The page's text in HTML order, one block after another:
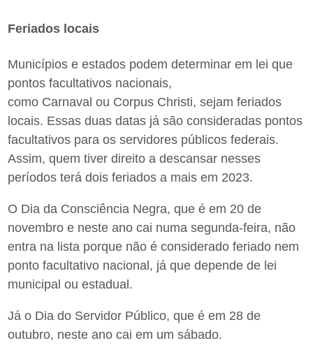
Feriados locais
Municípios e estados podem determinar em lei que
pontos facultativos nacionais,
como Carnaval ou Corpus Christi, sejam feriados
locais. Essas duas datas já são consideradas pontos
facultativos para os servidores públicos federais.
Assim, quem tiver direito a descansar nesses
períodos terá dois feriados a mais em 2023.
O Dia da Consciência Negra, que é em 20 de
novembro e neste ano cai numa segunda-feira, não
entra na lista porque não é considerado feriado nem
ponto facultativo nacional, já que depende de lei
municipal ou estadual.
Já o Dia do Servidor Público, que é em 28 de
outubro, neste ano cai em um sábado.